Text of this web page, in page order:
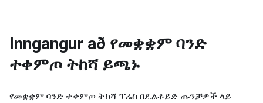
Inngangur að የመቋቋም ባንድ
ተቀምጦ ትከሻ ይጫኑ
የመቋቋም ባንድ ተቀምጦ ትከሻ ፕሬስ በዴልቶይድ ጡንቻዎች ላይ